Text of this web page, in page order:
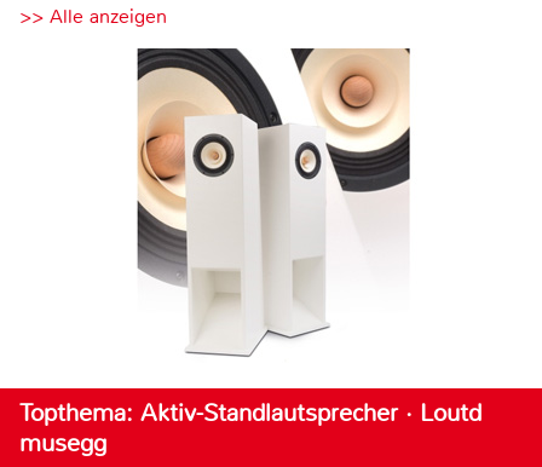
>> Alle anzeigen
Topthema: Aktiv-Standlautsprecher · Loutd
musegg